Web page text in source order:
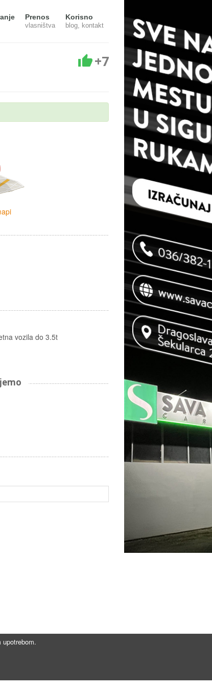
Prenos
vlasništva
Korisno
blog, kontakt
+7
vozila do 3.5t
linkovi